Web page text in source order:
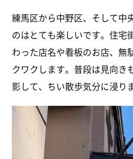
練馬区から中野区、そして中
のはとても楽しいです。住宅
わった店名や看板のお店、無
クワクします。普段は見向き
影して、ちい散歩気分に浸り